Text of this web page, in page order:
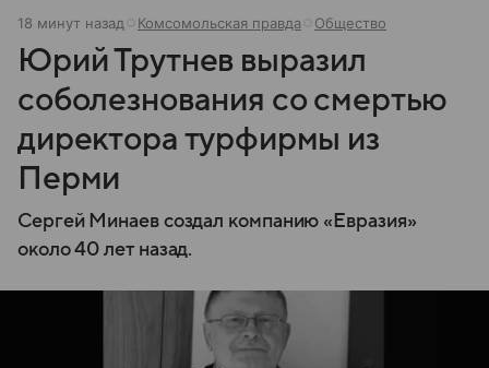
18 минут назад Комсомольская правда Общество
Юрий Трутнев выразил
соболезнования со смертью
директора турфирмы из
Перми
Сергей Минаев создал компанию «Евразия»
около 40 лет назад.